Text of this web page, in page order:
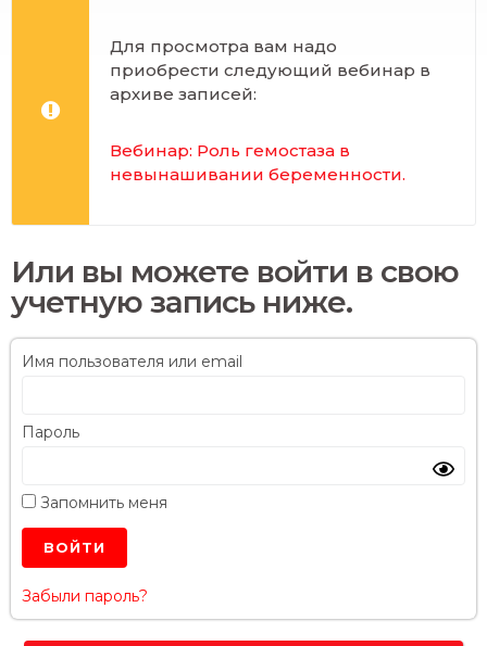
Для просмотра вам надо
приобрести следующий вебинар в
архиве записей:
Вебинар: Роль гемостаза в
невынашивании беременности.
Или вы можете войти в свою
учетную запись ниже.
Имя пользователя или email
Пароль
Запомнить меня
Забыли пароль?